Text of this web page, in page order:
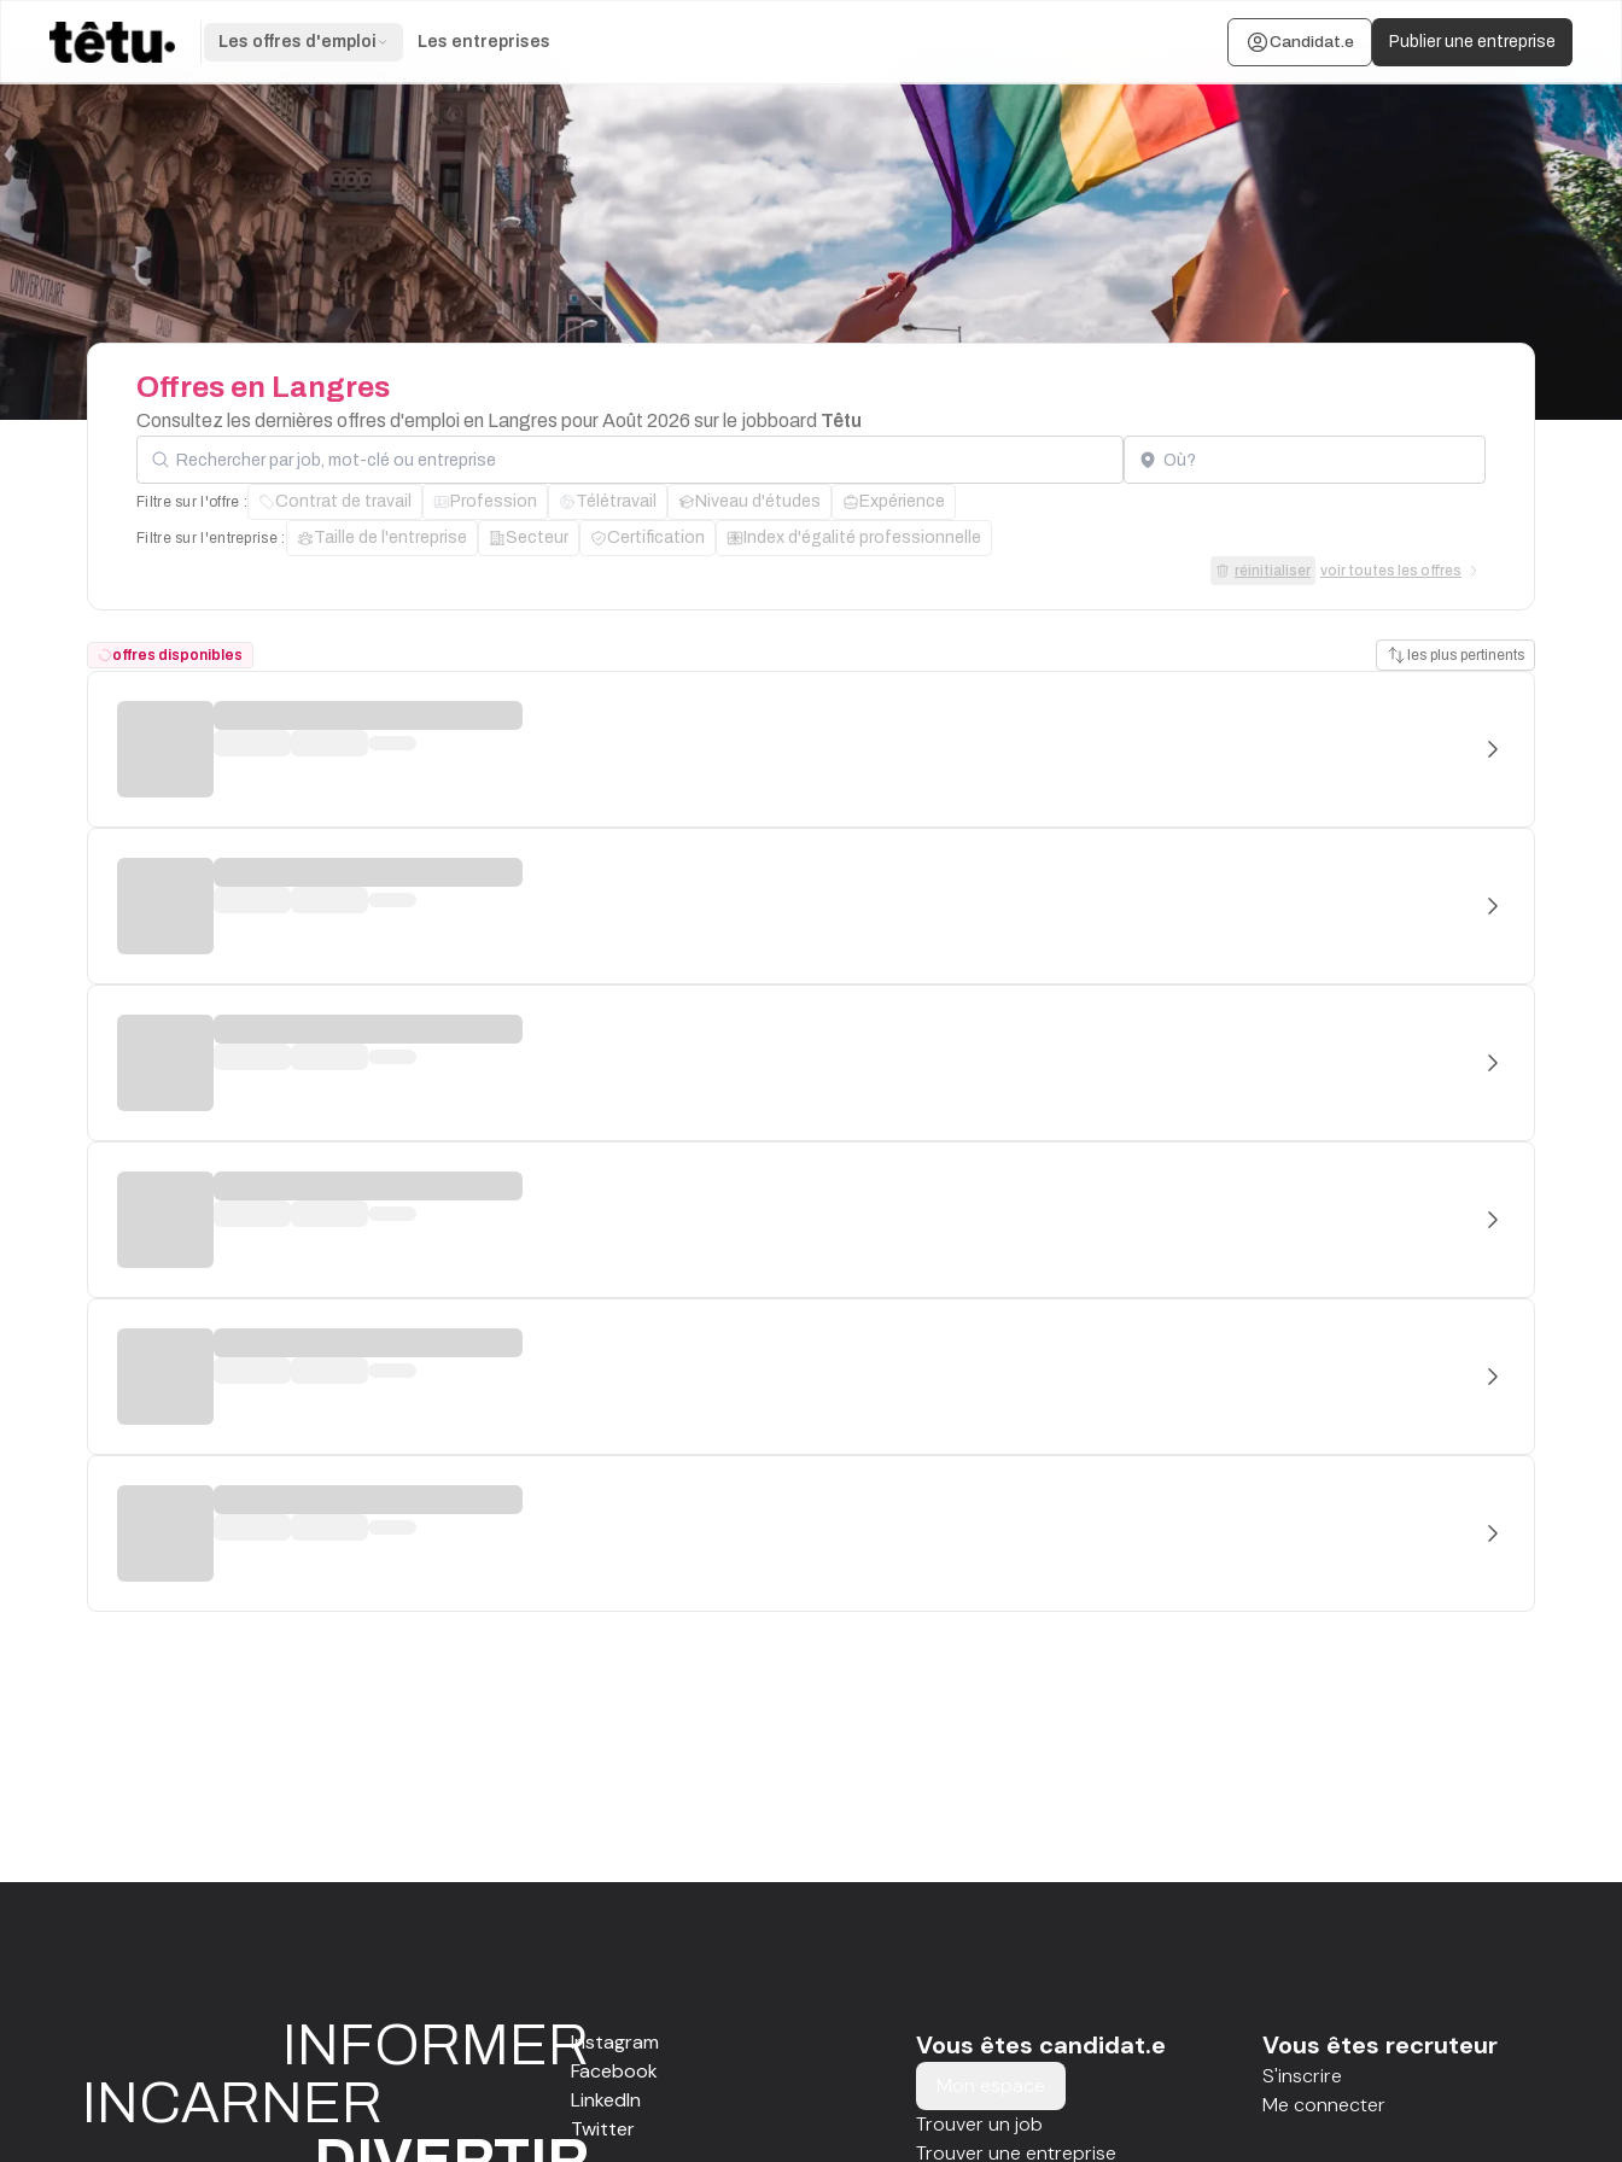
Les offres d'emploi Les entreprises Candidat.e Publier une entreprise
Offres en Langres
Consultez les dernières offres d'emploi en Langres pour Août 2026 sur le jobboard Têtu
Rechercher par job, mot-clé ou entreprise Localisation
Filtre sur l'offre : Contrat de travail Profession Télétravail Niveau d'études Expérience
Filtre sur l'entreprise : Taille de l'entreprise Secteur Certification Index d'égalité professionnelle
réinitialiser voir toutes les offres
offres disponibles les plus pertinents
INFORMER
INCARNER
Instagram
Facebook
LinkedIn
Twitter
Vous êtes candidat.e
Trouver un job
Trouver une entreprise
Vous êtes recruteur
S'inscrire
Me connecter